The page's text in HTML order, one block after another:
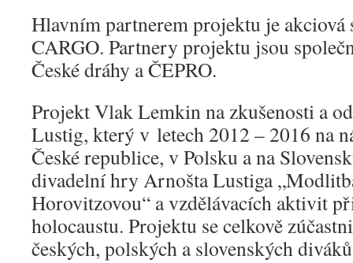
Hlavním partnerem projektu je akciová
CARGO. Partnery projektu jsou
České dráhy a ČEPRO.
Projekt Vlak Lemkin na zkušenosti a
Lustig, který v letech 2012 – 2016 na
České republice, v Polsku a na
divadelní hry Arnošta Lustiga
Horovitzovou“ a vzdělávacích aktivit
holocaustu. Projektu se celkově
českých, polských a slovenských